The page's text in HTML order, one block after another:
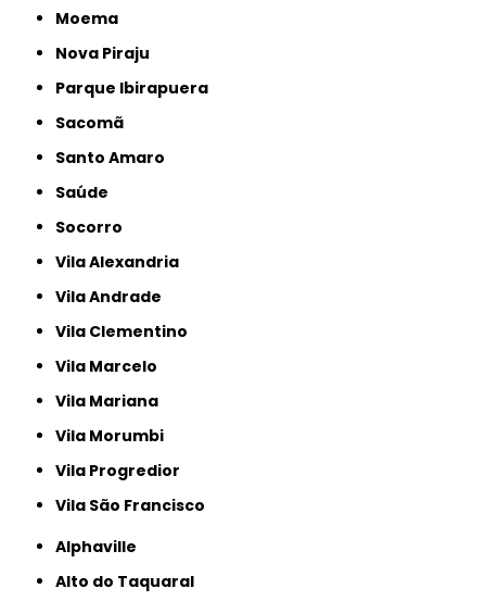
Moema
Nova Piraju
Parque Ibirapuera
Sacomã
Santo Amaro
Saúde
Socorro
Vila Alexandria
Vila Andrade
Vila Clementino
Vila Marcelo
Vila Mariana
Vila Morumbi
Vila Progredior
Vila São Francisco
Alphaville
Alto do Taquaral